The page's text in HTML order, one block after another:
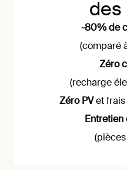
des
-80% de
(comparé
Zéro
(recharge
Zéro PVet frais
Entretien